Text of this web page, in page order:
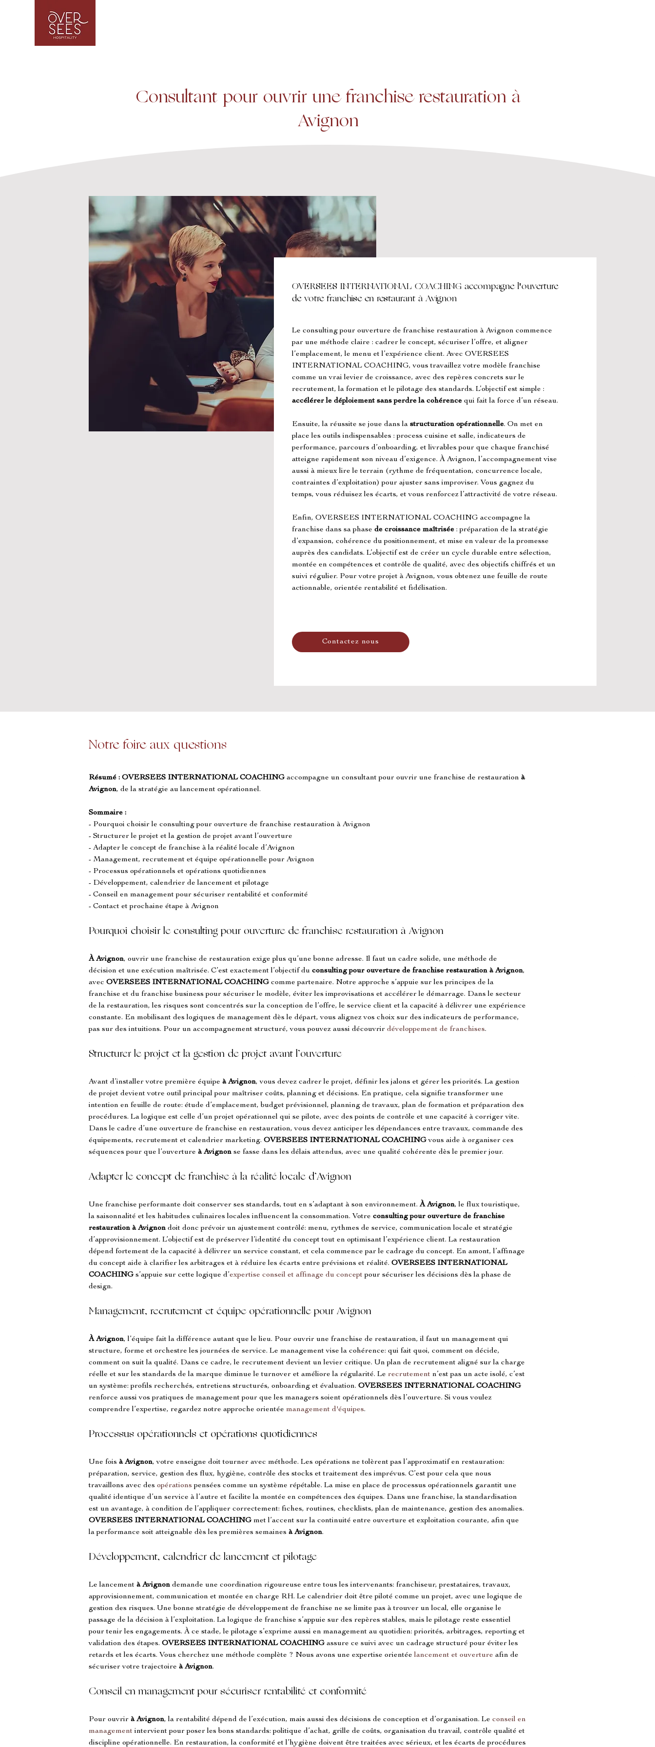
Consultant pour ouvrir une franchise restauration à
Avignon
OVERSEES INTERNATIONAL COACHING accompagne l'ouverture
de votre franchise en restaurant à Avignon
Le consulting pour ouverture de franchise restauration à Avignon commence
par une méthode claire : cadrer le concept, sécuriser l’offre, et aligner
l’emplacement, le menu et l’expérience client. Avec OVERSEES
INTERNATIONAL COACHING, vous travaillez votre modèle franchise
comme un vrai levier de croissance, avec des repères concrets sur le
recrutement, la formation et le pilotage des standards. L’objectif est simple :
accélérer le déploiement sans perdre la cohérence qui fait la force d’un réseau.
Ensuite, la réussite se joue dans la structuration opérationnelle. On met en
place les outils indispensables : process cuisine et salle, indicateurs de
performance, parcours d’onboarding, et livrables pour que chaque franchisé
atteigne rapidement son niveau d’exigence. À Avignon, l’accompagnement vise
aussi à mieux lire le terrain (rythme de fréquentation, concurrence locale,
contraintes d’exploitation) pour ajuster sans improviser. Vous gagnez du
temps, vous réduisez les écarts, et vous renforcez l’attractivité de votre réseau.
Enfin, OVERSEES INTERNATIONAL COACHING accompagne la
franchise dans sa phase de croissance maîtrisée : préparation de la stratégie
d’expansion, cohérence du positionnement, et mise en valeur de la promesse
auprès des candidats. L’objectif est de créer un cycle durable entre sélection,
montée en compétences et contrôle de qualité, avec des objectifs chiffrés et un
suivi régulier. Pour votre projet à Avignon, vous obtenez une feuille de route
actionnable, orientée rentabilité et fidélisation.
Contactez nous
Notre foire aux questions
Résumé : OVERSEES INTERNATIONAL COACHING accompagne un consultant pour ouvrir une franchise de restauration à
Avignon, de la stratégie au lancement opérationnel.
Sommaire :
- Pourquoi choisir le consulting pour ouverture de franchise restauration à Avignon
- Structurer le projet et la gestion de projet avant l’ouverture
- Adapter le concept de franchise à la réalité locale d’Avignon
- Management, recrutement et équipe opérationnelle pour Avignon
- Processus opérationnels et opérations quotidiennes
- Développement, calendrier de lancement et pilotage
- Conseil en management pour sécuriser rentabilité et conformité
- Contact et prochaine étape à Avignon
Pourquoi choisir le consulting pour ouverture de franchise restauration à Avignon
À Avignon, ouvrir une franchise de restauration exige plus qu’une bonne adresse. Il faut un cadre solide, une méthode de
décision et une exécution maîtrisée. C’est exactement l’objectif du consulting pour ouverture de franchise restauration à Avignon,
avec OVERSEES INTERNATIONAL COACHING comme partenaire. Notre approche s’appuie sur les principes de la
franchise et du franchise business pour sécuriser le modèle, éviter les improvisations et accélérer le démarrage. Dans le secteur
de la restauration, les risques sont concentrés sur la conception de l’offre, le service client et la capacité à délivrer une expérience
constante. En mobilisant des logiques de management dès le départ, vous alignez vos choix sur des indicateurs de performance,
pas sur des intuitions. Pour un accompagnement structuré, vous pouvez aussi découvrir développement de franchises.
Structurer le projet et la gestion de projet avant l’ouverture
Avant d’installer votre première équipe à Avignon, vous devez cadrer le projet, définir les jalons et gérer les priorités. La gestion
de projet devient votre outil principal pour maîtriser coûts, planning et décisions. En pratique, cela signifie transformer une
intention en feuille de route: étude d’emplacement, budget prévisionnel, planning de travaux, plan de formation et préparation des
procédures. La logique est celle d’un projet opérationnel qui se pilote, avec des points de contrôle et une capacité à corriger vite.
Dans le cadre d’une ouverture de franchise en restauration, vous devez anticiper les dépendances entre travaux, commande des
équipements, recrutement et calendrier marketing. OVERSEES INTERNATIONAL COACHING vous aide à organiser ces
séquences pour que l’ouverture à Avignon se fasse dans les délais attendus, avec une qualité cohérente dès le premier jour.
Adapter le concept de franchise à la réalité locale d’Avignon
Une franchise performante doit conserver ses standards, tout en s’adaptant à son environnement. À Avignon, le flux touristique,
la saisonnalité et les habitudes culinaires locales influencent la consommation. Votre consulting pour ouverture de franchise
restauration à Avignon doit donc prévoir un ajustement contrôlé: menu, rythmes de service, communication locale et stratégie
d’approvisionnement. L’objectif est de préserver l’identité du concept tout en optimisant l’expérience client. La restauration
dépend fortement de la capacité à délivrer un service constant, et cela commence par le cadrage du concept. En amont, l’affinage
du concept aide à clarifier les arbitrages et à réduire les écarts entre prévisions et réalité. OVERSEES INTERNATIONAL
COACHING s’appuie sur cette logique d’expertise conseil et affinage du concept pour sécuriser les décisions dès la phase de
design.
Management, recrutement et équipe opérationnelle pour Avignon
À Avignon, l’équipe fait la différence autant que le lieu. Pour ouvrir une franchise de restauration, il faut un management qui
structure, forme et orchestre les journées de service. Le management vise la cohérence: qui fait quoi, comment on décide,
comment on suit la qualité. Dans ce cadre, le recrutement devient un levier critique. Un plan de recrutement aligné sur la charge
réelle et sur les standards de la marque diminue le turnover et améliore la régularité. Le recrutement n’est pas un acte isolé, c’est
un système: profils recherchés, entretiens structurés, onboarding et évaluation. OVERSEES INTERNATIONAL COACHING
renforce aussi vos pratiques de management pour que les managers soient opérationnels dès l’ouverture. Si vous voulez
comprendre l’expertise, regardez notre approche orientée management d'équipes.
Processus opérationnels et opérations quotidiennes
Une fois à Avignon, votre enseigne doit tourner avec méthode. Les opérations ne tolèrent pas l’approximatif en restauration:
préparation, service, gestion des flux, hygiène, contrôle des stocks et traitement des imprévus. C’est pour cela que nous
travaillons avec des opérations pensées comme un système répétable. La mise en place de processus opérationnels garantit une
qualité identique d’un service à l’autre et facilite la montée en compétences des équipes. Dans une franchise, la standardisation
est un avantage, à condition de l’appliquer correctement: fiches, routines, checklists, plan de maintenance, gestion des anomalies.
OVERSEES INTERNATIONAL COACHING met l’accent sur la continuité entre ouverture et exploitation courante, afin que
la performance soit atteignable dès les premières semaines à Avignon.
Développement, calendrier de lancement et pilotage
Le lancement à Avignon demande une coordination rigoureuse entre tous les intervenants: franchiseur, prestataires, travaux,
approvisionnement, communication et montée en charge RH. Le calendrier doit être piloté comme un projet, avec une logique de
gestion des risques. Une bonne stratégie de développement de franchise ne se limite pas à trouver un local, elle organise le
passage de la décision à l’exploitation. La logique de franchise s’appuie sur des repères stables, mais le pilotage reste essentiel
pour tenir les engagements. À ce stade, le pilotage s’exprime aussi en management au quotidien: priorités, arbitrages, reporting et
validation des étapes. OVERSEES INTERNATIONAL COACHING assure ce suivi avec un cadrage structuré pour éviter les
retards et les écarts. Vous cherchez une méthode complète ? Nous avons une expertise orientée lancement et ouverture afin de
sécuriser votre trajectoire à Avignon.
Conseil en management pour sécuriser rentabilité et conformité
Pour ouvrir à Avignon, la rentabilité dépend de l’exécution, mais aussi des décisions de conception et d’organisation. Le conseil en
management intervient pour poser les bons standards: politique d’achat, grille de coûts, organisation du travail, contrôle qualité et
discipline opérationnelle. En restauration, la conformité et l’hygiène doivent être traitées avec sérieux, et les écarts de procédures